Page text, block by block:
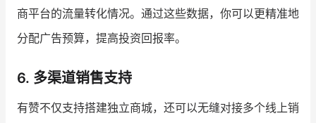
商平台的流量转化情况。通过这些数据，你可以更精准地
分配广告预算，提高投资回报率。
6. 多渠道销售支持
有赞不仅支持搭建独立商城，还可以无缝对接多个线上销